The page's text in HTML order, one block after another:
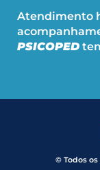
Atendimento
PSICOPED
© Todos